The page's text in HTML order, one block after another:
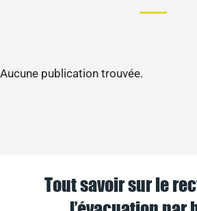
Aucune publication trouvée.
Tout savoir sur le